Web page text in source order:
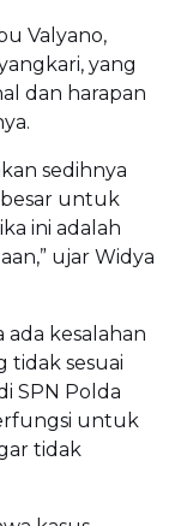
Valyano,
yang
dan harapan
sedihnya
untuk
ini adalah
ujar Widya
ada kesalahan
tidak sesuai
SPN Polda
untuk
tidak